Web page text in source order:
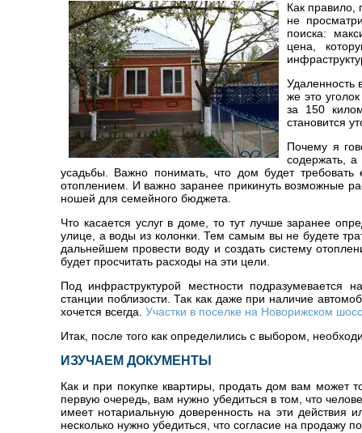
Как правило,
не
поиска:
цена,
Удаленность
же это
за 150
становится
Почему я
содержать,
усадьбы. Важно понимать, что дом будет
отоплением. И важно заранее прикинуть возможные
ношей для семейного бюджета.
Что касается услуг в доме, то тут лучше заранее
улице, а воды из колонки. Тем самым вы не будете
дальнейшем провести воду и создать систему
будет просчитать расходы на эти цели.
Под инфраструктурой местности подразумевается
станции поблизости. Так как даже при наличие
хочется всегда. Участки в поселке на Новорижском
Итак, после того как определились с выбором,
ИЗУЧАЕМ ДОКУМЕНТЫ
Как и при покупке квартиры, продать дом вам может
первую очередь, вам нужно убедиться в том, что
имеет нотариальную доверенность на эти действия
несколько нужно убедиться, что согласие на продажу